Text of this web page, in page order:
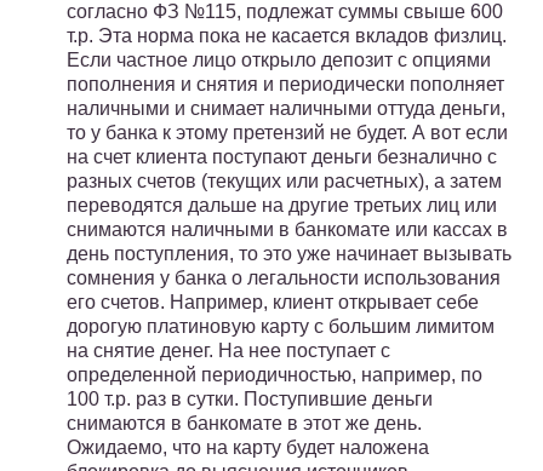
согласно ФЗ №115, подлежат суммы свыше 600
т.р. Эта норма пока не касается вкладов физлиц.
Если частное лицо открыло депозит с опциями
пополнения и снятия и периодически пополняет
наличными и снимает наличными оттуда деньги,
то у банка к этому претензий не будет. А вот если
на счет клиента поступают деньги безналично с
разных счетов (текущих или расчетных), а затем
переводятся дальше на другие третьих лиц или
снимаются наличными в банкомате или кассах в
день поступления, то это уже начинает вызывать
сомнения у банка о легальности использования
его счетов. Например, клиент открывает себе
дорогую платиновую карту с большим лимитом
на снятие денег. На нее поступает с
определенной периодичностью, например, по
100 т.р. раз в сутки. Поступившие деньги
снимаются в банкомате в этот же день.
Ожидаемо, что на карту будет наложена